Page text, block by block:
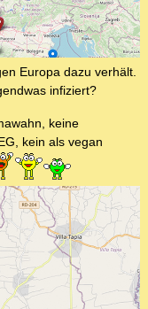
Europa dazu verhält.
infiziert?
keine
kein als vegan